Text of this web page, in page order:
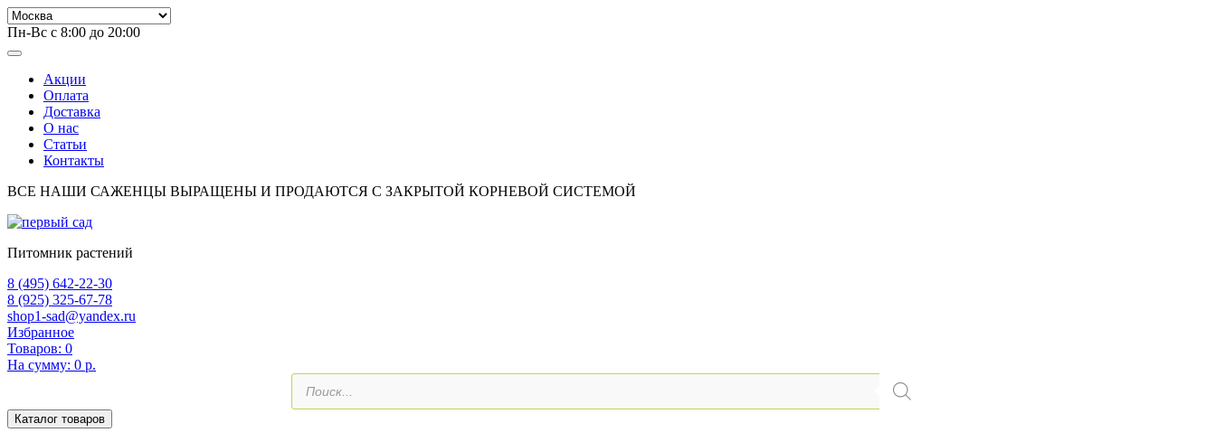
Пн-Вс с 8:00 до 20:00
Акции
Оплата
Доставка
О нас
Статьи
Контакты
ВСЕ НАШИ САЖЕНЦЫ ВЫРАЩЕНЫ И ПРОДАЮТСЯ С ЗАКРЫТОЙ КОРНЕВОЙ СИСТЕМОЙ
Питомник растений
8 (495) 642-22-30
8 (925) 325-67-78
shop1-sad@yandex.ru
Избранное
Товаров: 0
На сумму: 0 р.
Поиск
товаров
Каталог товаров